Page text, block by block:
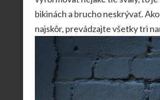
bikinách a brucho neskrývať.
najskôr, prevádzajte všetky tri